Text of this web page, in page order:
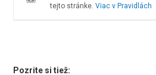
tejto stránke. Viac v Pravidlách
Pozrite si tiež: